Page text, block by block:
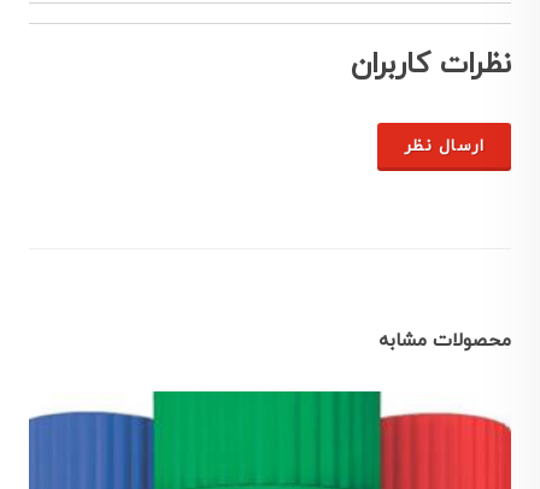
نظرات کاربران
ارسال نظر
محصولات مشابه